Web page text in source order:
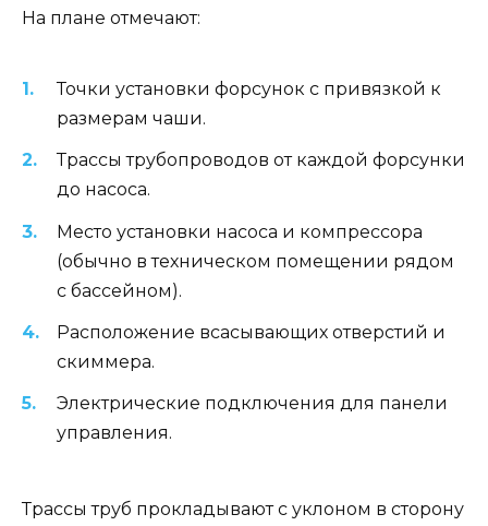
На плане отмечают:
Точки установки форсунок с привязкой к
размерам чаши.
Трассы трубопроводов от каждой форсунки
до насоса.
Место установки насоса и компрессора
(обычно в техническом помещении рядом
с бассейном).
Расположение всасывающих отверстий и
скиммера.
Электрические подключения для панели
управления.
Трассы труб прокладывают с уклоном в сторону